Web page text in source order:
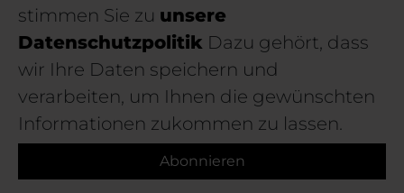
stimmen Sie zu unsere
Datenschutzpolitik Dazu gehört, dass
wir Ihre Daten speichern und
verarbeiten, um Ihnen die gewünschten
Informationen zukommen zu lassen.
Abonnieren